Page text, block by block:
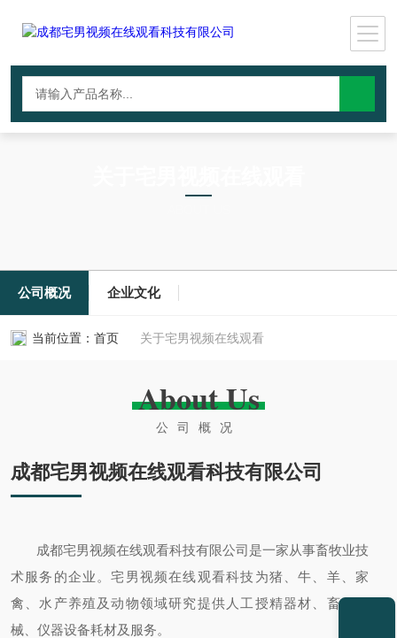
公司概况 企业文化
当前位置： 首页 关于宅男视频在线观看
About Us
公司概况
成都宅男视频在线观看科技有限公司
成都宅男视频在线观看科技有限公司是一家从事畜牧业技
术服务的企业。宅男视频在线观看科技为猪、牛、羊、家
禽、水产养殖及动物领域研究提供人工授精器材、畜牧器
械、仪器设备耗材及服务。